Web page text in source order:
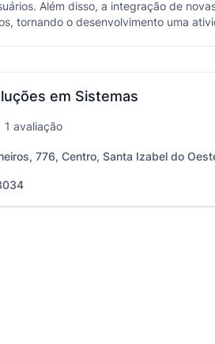
Além disso, a integração de
tornando o desenvolvimento uma
em Sistemas
1 avaliação
776, Centro, Santa Izabel do